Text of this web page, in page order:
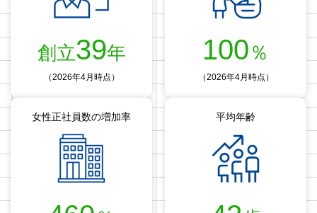
創立39年
（2026年4月時点）
100％
（2026年4月時点）
女性正社員数の増加率 平均年齢